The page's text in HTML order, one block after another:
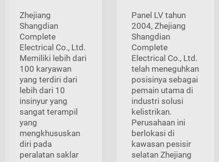
Zhejiang
Shangdian
Complete
Electrical Co., Ltd.
Memiliki lebih dari
100 karyawan
yang terdiri dari
lebih dari 10
insinyur yang
sangat terampil
yang
mengkhususkan
diri pada
peralatan saklar
Panel LV tahun
2004, Zhejiang
Shangdian
Complete
Electrical Co., Ltd.
telah meneguhkan
posisinya sebagai
pemain utama di
industri solusi
kelistrikan.
Perusahaan ini
berlokasi di
kawasan pesisir
selatan Zhejiang